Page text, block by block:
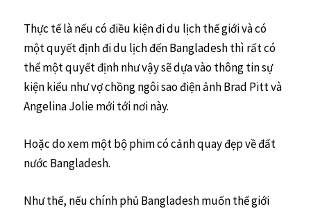
Thực tế là nếu có điều kiện đi du lịch thế giới và có
một quyết định đi du lịch đến Bangladesh thì rất có
thể một quyết định như vậy sẽ dựa vào thông tin sự
kiện kiểu như vợ chồng ngôi sao điện ảnh Brad Pitt và
Angelina Jolie mới tới nơi này.
Hoặc do xem một bộ phim có cảnh quay đẹp về đất
nước Bangladesh.
Như thế, nếu chính phủ Bangladesh muốn thế giới